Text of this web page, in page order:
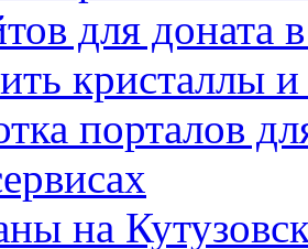
для
кристаллы
порталов
на